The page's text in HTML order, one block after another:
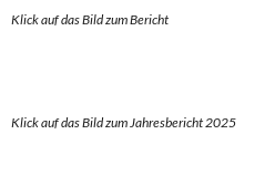
Klick auf das Bild zum Bericht
Klick auf das Bild zum Jahresbericht 2025